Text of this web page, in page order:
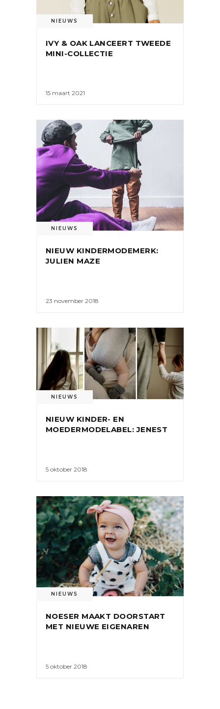
NIEUWS
IVY & OAK LANCEERT TWEEDE
MINI-COLLECTIE
15 maart 2021
NIEUWS
NIEUW KINDERMODEMERK:
JULIEN MAZE
23 november 2018
NIEUWS
NIEUW KINDER- EN
MOEDERMODELABEL: JENEST
5 oktober 2018
NIEUWS
NOESER MAAKT DOORSTART
MET NIEUWE EIGENAREN
5 oktober 2018